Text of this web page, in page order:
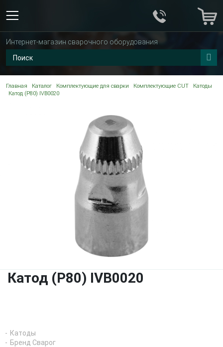
Интернет-магазин сварочного оборудования
Главная Каталог Комплектующие для сварки Комплектующие CUT
Катоды
Катод (P80) IVB0020
Катод (P80) IVB0020
Катоды
Бренд Сварог